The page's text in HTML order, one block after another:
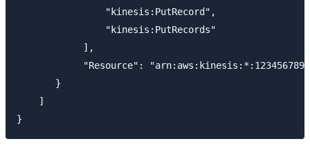
                "kinesis:PutRecord",
                "kinesis:PutRecords"
            ],
"Resource":
       }
    ]